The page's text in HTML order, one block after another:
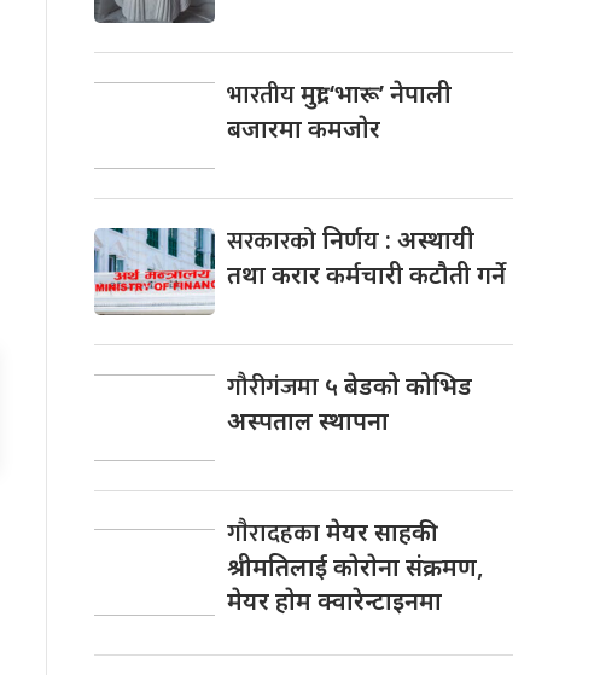
भारतीयमुद्रा ‘भारू’ नेपाली
बजारमा कमजाेर
सरकारकोनिर्णय : अस्थायी
तथा करार कर्मचारी कटौती गर्ने
गौरीगंजमा ५ बेडको कोभिड
अस्पताल स्थापना
गाैरादहकामेयर साहकी
श्रीमतिलाई काेराेना संक्रमण,
मेयर हाेम क्वारेन्टाइनमा